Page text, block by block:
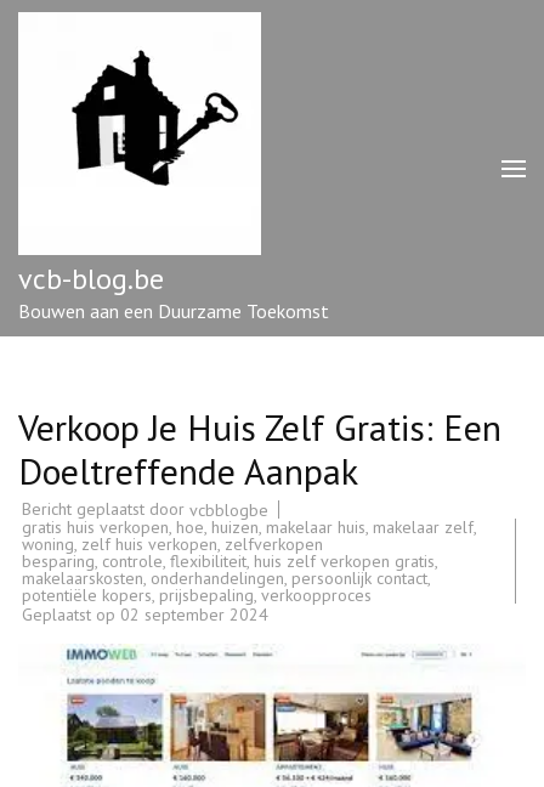
Ga
vcb-blog.be
Bouwen aan een Duurzame Toekomst
Verkoop Je Huis Zelf Gratis: Een
Doeltreffende Aanpak
Bericht geplaatst door vcbblogbe
gratis huis verkopen, hoe, huizen, makelaar huis, makelaar zelf,
woning, zelf huis verkopen, zelfverkopen
besparing, controle, flexibiliteit, huis zelf verkopen gratis,
makelaarskosten, onderhandelingen, persoonlijk contact,
potentiële kopers, prijsbepaling,verkoopproces
Geplaatst op 02 september 2024